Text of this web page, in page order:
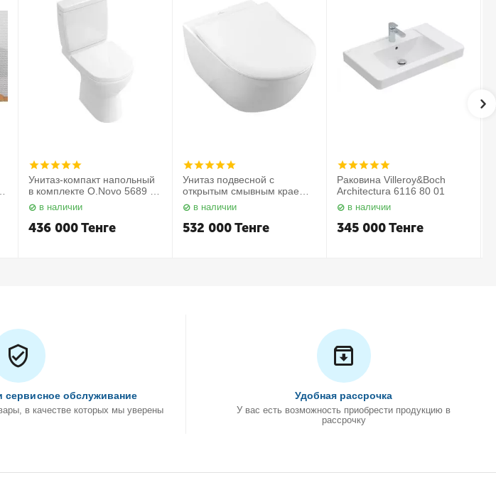
Унитаз-компакт напольный
в комплекте O.Novo 5689 10
01 Villeroy&Boch
в наличии
436 000Тенге
Унитаз подвесной с
открытым смывным краем в
комплекте с сиденьем
Subway 2.0 5614 R2 01
Villeroy&Boch
в наличии
532 000Тенге
Раковина Villeroy&Boch
Architectura 6116 80 01
в наличии
345 000Тенге
сервисное обслуживание
в качестве которых мы уверены
Удобная рассрочка
У вас есть возможность приобрести продукцию в
рассрочку